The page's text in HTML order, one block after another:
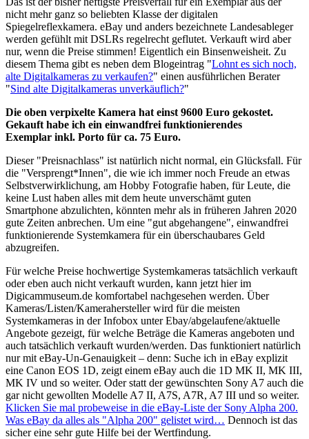
nicht mehr ganz so beliebten Klasse der digitalen
Spiegelreflexkamera. eBay und anders bezeichnete Landesableger
werden gefühlt mit DSLRs regelrecht geflutet. Verkauft wird aber
nur, wenn die Preise stimmen! Eigentlich ein Binsenweisheit. Zu
diesem Thema gibt es neben dem Blogeintrag "Lohnt es sich noch,
alte Digitalkameras zu verkaufen?" einen ausführlichen Berater
"Sind alte Digitalkameras unverkäuflich?"
Die oben verpixelte Kamera hat einst 9600 Euro gekostet.
Gekauft habe ich ein einwandfrei funktionierendes
Exemplar inkl. Porto für ca. 75 Euro.
Dieser "Preisnachlass" ist natürlich nicht normal, ein Glücksfall. Für
die "Versprengt*Innen", die wie ich immer noch Freude an etwas
Selbstverwirklichung, am Hobby Fotografie haben, für Leute, die
keine Lust haben alles mit dem heute unverschämt guten
Smartphone abzulichten, könnten mehr als in früheren Jahren 2020
gute Zeiten anbrechen. Um eine "gut abgehangene", einwandfrei
funktionierende Systemkamera für ein überschaubares Geld
abzugreifen.
Für welche Preise hochwertige Systemkameras tatsächlich verkauft
oder eben auch nicht verkauft wurden, kann jetzt hier im
Digicammuseum.de komfortabel nachgesehen werden. Über
Kameras/Listen/Kamerahersteller wird für die meisten
Systemkameras in der Infobox unter Ebay/abgelaufene/aktuelle
Angebote gezeigt, für welche Beträge die Kameras angeboten und
auch tatsächlich verkauft wurden/werden. Das funktioniert natürlich
nur mit eBay-Un-Genauigkeit – denn: Suche ich in eBay explizit
eine Canon EOS 1D, zeigt einem eBay auch die 1D MK II, MK III,
MK IV und so weiter. Oder statt der gewünschten Sony A7 auch die
gar nicht gewollten Modelle A7 II, A7S, A7R, A7 III und so weiter.
Klicken Sie mal probeweise in die eBay-Liste der Sony Alpha 200.
Was eBay da alles als "Alpha 200" gelistet wird… Dennoch ist das
sicher eine sehr gute Hilfe bei der Wertfindung.